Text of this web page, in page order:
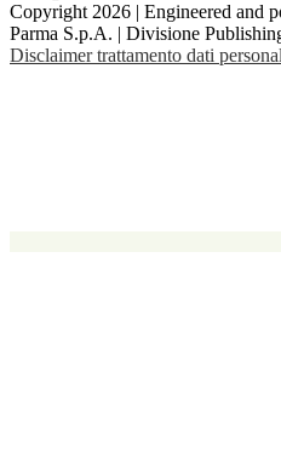
Copyright 2026 | Engineered and
Parma S.p.A. | Divisione
Disclaimer trattamento dati